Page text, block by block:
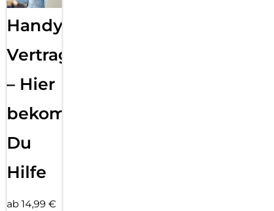
Handy
Vertragsabwicklung
– Hier
bekommst
Du
Hilfe
ab 14,99 €